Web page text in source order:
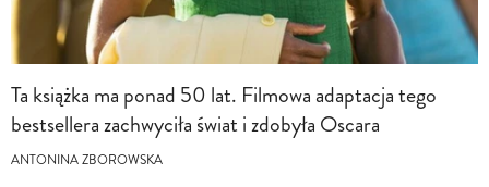
Ta książka ma ponad 50 lat. Filmowa adaptacja tego
bestsellera zachwyciła świat i zdobyła Oscara
ANTONINA ZBOROWSKA